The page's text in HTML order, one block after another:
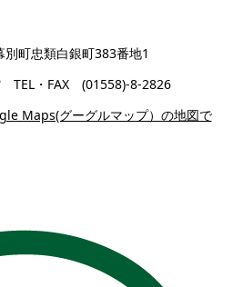
町忠類白銀町383番地1
TEL・FAX (01558)-8-2826
Maps(グーグルマップ）の地図で